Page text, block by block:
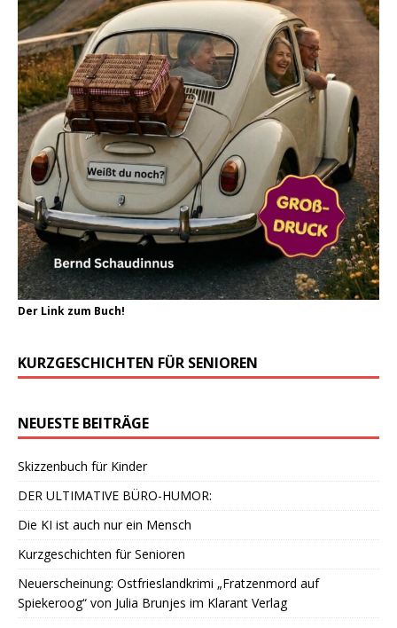
Der Link zum Buch!
KURZGESCHICHTEN FÜR SENIOREN
NEUESTE BEITRÄGE
Skizzenbuch für Kinder
DER ULTIMATIVE BÜRO-HUMOR:
Die KI ist auch nur ein Mensch
Kurzgeschichten für Senioren
Neuerscheinung: Ostfrieslandkrimi „Fratzenmord auf
Spiekeroog“ von Julia Brunjes im Klarant Verlag